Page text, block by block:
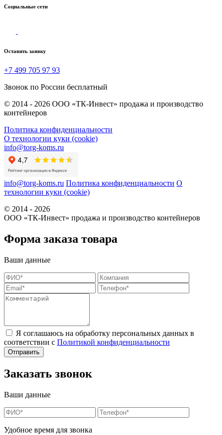
Социальные сети
Оставить заявку
+7 499 705 97 93
Звонок по России бесплатный
© 2014 - 2026 ООО «ТК-Инвест» продажа и производство
контейнеров
Политика конфиденциальности
О технологии куки (cookie)
info@torg-koms.ru
info@torg-koms.ru Политика конфиденциальности О
технологии куки (cookie)
© 2014 - 2026
ООО «ТК-Инвест» продажа и производство контейнеров
Форма заказа товара
Ваши данные
Я соглашаюсь на обработку персональных данных в
соответствии с Политикой конфиденциальности
Заказать звонок
Ваши данные
Удобное время для звонка